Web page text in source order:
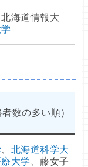
北海道情報大
数の多い順）
北海道科学大
大学 、藤女子